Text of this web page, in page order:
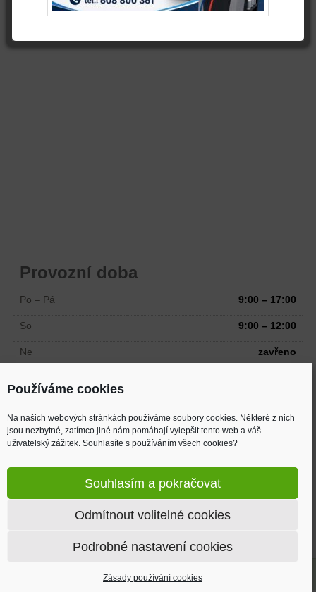
Používáme cookies
Na našich webových stránkách používáme soubory cookies. Některé z nich
jsou nezbytné, zatímco jiné nám pomáhají vylepšit tento web a váš
uživatelský zážitek. Souhlasíte s používáním všech cookies?
Souhlasím a pokračovat
Odmítnout volitelné cookies
Podrobné nastavení cookies
Zásady používání cookies
Provozní doba
Po – Pá 9:00 – 17:00
So 9:00 – 12:00
Ne zavřeno
Adresa
AUTOVRAK.EU © 2026 | Vyrobil